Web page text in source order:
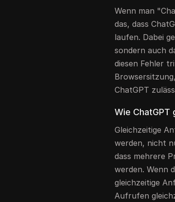
Wenn man
das, dass
laufen. Dabei
sondern auch
diesen Fehler
ChatGPT
Wie
Gleichzeitige
werden, nicht
dass mehrere
werden. Wenn
gleichzeitige
Aufrufen